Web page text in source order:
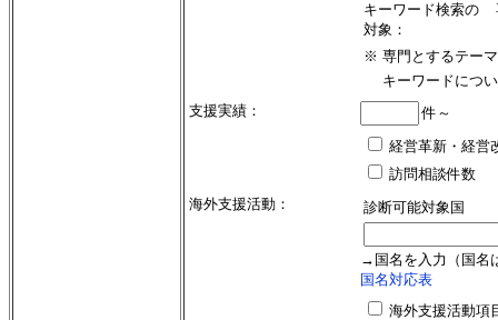
キーワード検索の
対象：
※ 専門とするテー
キーワードにつ
支援実績：
件～
経営革新・経営
訪問相談件数
海外支援活動：
診断可能対象国
→国名を入力（国名
国名対応表
海外支援活動項